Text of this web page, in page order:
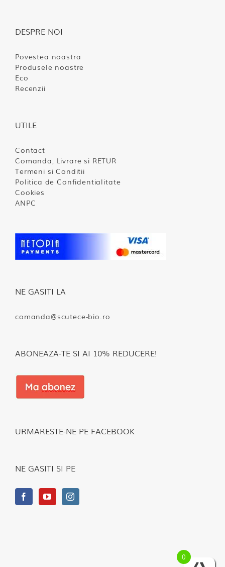
DESPRE NOI
Povestea noastra
Produsele noastre
Eco
Recenzii
UTILE
Contact
Comanda, Livrare si RETUR
Termeni si Conditii
Politica de Confidentialitate
Cookies
ANPC
NE GASITI LA
comanda@scutece-bio.ro
ABONEAZA-TE SI AI 10% REDUCERE!
URMARESTE-NE PE FACEBOOK
NE GASITI SI PE
0